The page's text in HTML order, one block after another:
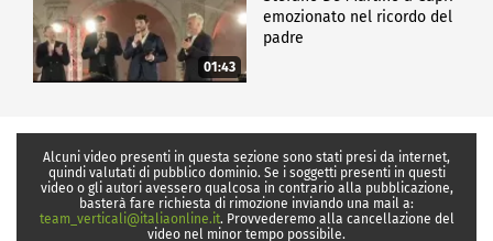
01:43
emozionato nel ricordo del
padre
Alcuni video presenti in questa sezione sono stati presi da internet,
quindi valutati di pubblico dominio. Se i soggetti presenti in questi
video o gli autori avessero qualcosa in contrario alla pubblicazione,
basterà fare richiesta di rimozione inviando una mail a:
team_verticali@italiaonline.it. Provvederemo alla cancellazione del
video nel minor tempo possibile.